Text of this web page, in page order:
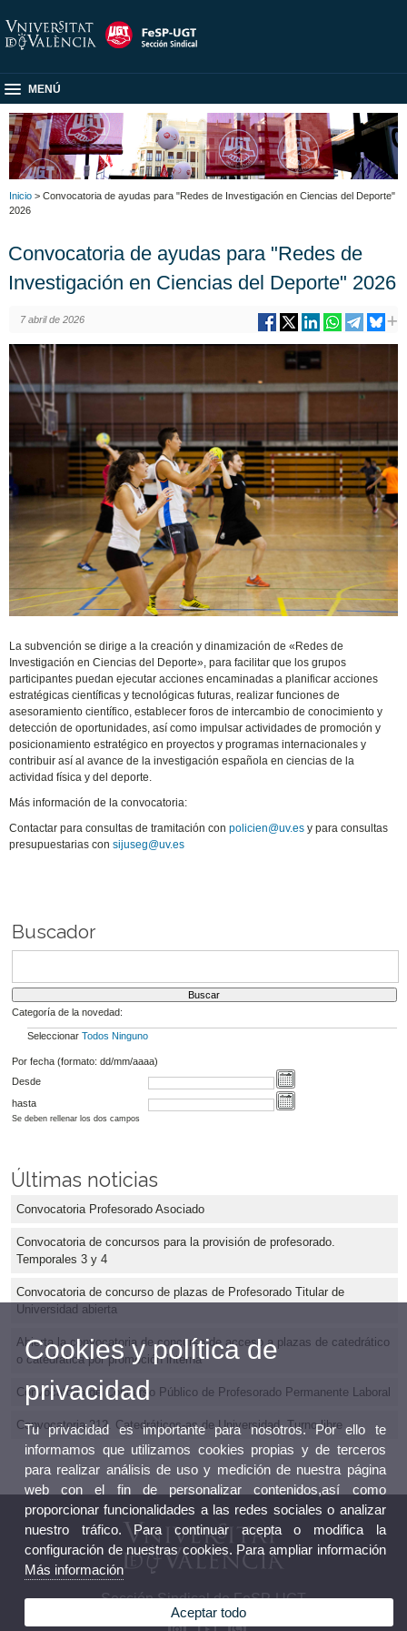
MENÚ
Inicio > Convocatoria de ayudas para "Redes de Investigación en Ciencias del Deporte"
2026
Convocatoria de ayudas para "Redes de
Investigación en Ciencias del Deporte" 2026
7 abril de 2026
La subvención se dirige a la creación y dinamización de «Redes de
Investigación en Ciencias del Deporte», para facilitar que los grupos
participantes puedan ejecutar acciones encaminadas a planificar acciones
estratégicas científicas y tecnológicas futuras, realizar funciones de
asesoramiento científico, establecer foros de intercambio de conocimiento y
detección de oportunidades, así como impulsar actividades de promoción y
posicionamiento estratégico en proyectos y programas internacionales y
contribuir así al avance de la investigación española en ciencias de la
actividad física y del deporte.
Más información de la convocatoria:
Contactar para consultas de tramitación conpolicien@uv.es y para consultas
presupuestarias consijuseg@uv.es
Buscador
Categoría de la novedad:
Seleccionar Todos Ninguno
Por fecha (formato: dd/mm/aaaa)
Desde
hasta
Se deben rellenar los dos campos
Últimas noticias
Convocatoria Profesorado Asociado
Convocatoria de concursos para la provisión de profesorado.
Temporales 3 y 4
Convocatoria de concurso de plazas de Profesorado Titular de
Universidad abierta
Abierta la convocatoria de concurso de acceso a plazas de catedrático
o catedrática por promoción interna
Convocatoria de Concurso Público de Profesorado Permanente Laboral
Convocatoria 212. Catedráticos-as de Universidad. Turno libre
Sección Sindical de FeSP-UGT
Cookies y política de
privacidad
Tu privacidad es importante para nosotros. Por ello te
informamos que utilizamos cookies propias y de terceros
para realizar análisis de uso y medición de nuestra página
web con el fin de personalizar contenidos,así como
proporcionar funcionalidades a las redes sociales o analizar
nuestro tráfico. Para continuar acepta o modifica la
configuración de nuestras cookies. Para ampliar información
Más información
Aceptar todo